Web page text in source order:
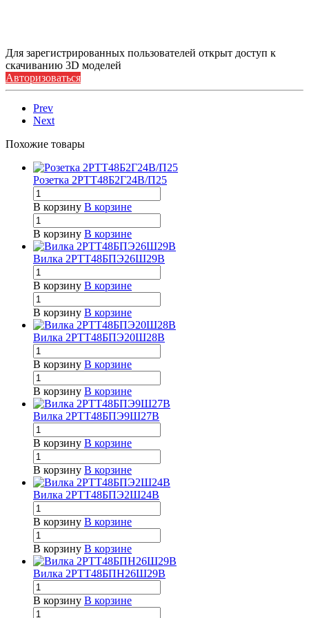
Для зарегистрированных пользователей открыт доступ к
скачиванию 3D моделей
Авторизоваться
Prev
Next
Похожие товары
Розетка 2РТТ48Б2Г24В/П25
В корзину В корзине
В корзину В корзине
Вилка 2РТТ48БПЭ26Ш29В
В корзину В корзине
В корзину В корзине
Вилка 2РТТ48БПЭ20Ш28В
В корзину В корзине
В корзину В корзине
Вилка 2РТТ48БПЭ9Ш27В
В корзину В корзине
В корзину В корзине
Вилка 2РТТ48БПЭ2Ш24В
В корзину В корзине
В корзину В корзине
Вилка 2РТТ48БПН26Ш29В
В корзину В корзине